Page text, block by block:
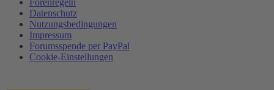
Datenschutz
Nutzungsbedingungen
Impressum
Forumsspende per PayPal
Cookie-Einstellungen